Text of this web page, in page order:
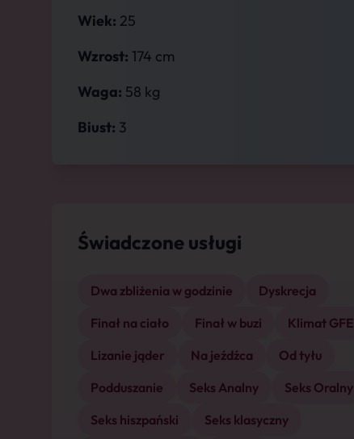
Wiek: 25
Wzrost: 174 cm
Waga: 58 kg
Biust: 3
Świadczone usługi
Dwa zbliżenia w godzinie
Dyskrecja
Finał na ciało
Finał w buzi
Klimat GFE
Lizanie jąder
Na jeźdźca
Od tyłu
Podduszanie
Seks Analny
Seks Oralny
Seks hiszpański
Seks klasyczny